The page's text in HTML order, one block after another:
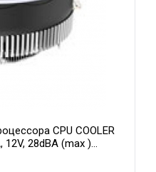
CPU COOLER
12V, 28dBA (max )